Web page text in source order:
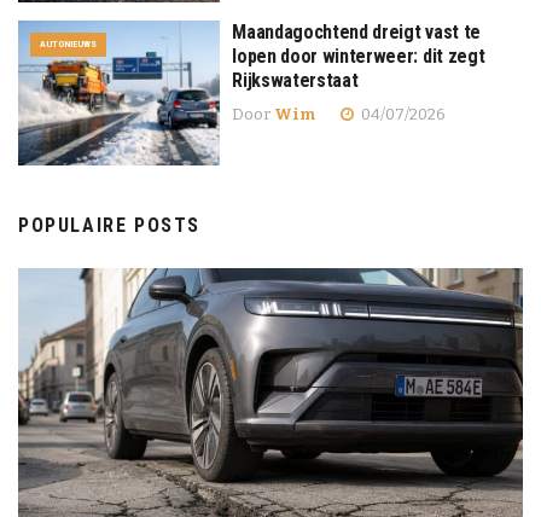
AUTONIEUWS
Maandagochtend dreigt vast te
lopen door winterweer: dit zegt
Rijkswaterstaat
Door Wim 04/07/2026
POPULAIRE POSTS